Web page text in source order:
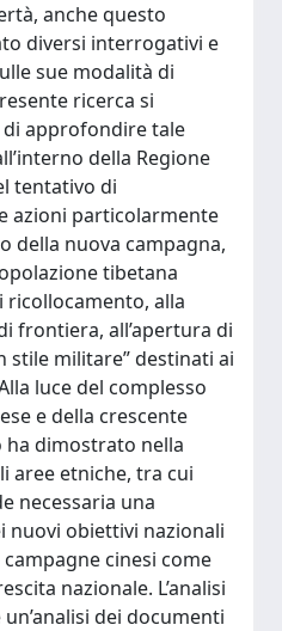
anche questo
diversi interrogativi e
sue modalità di
ricerca si
approfondire tale
della Regione
tentativo di
azioni particolarmente
della nuova campagna,
tibetana
ricollocamento, alla
frontiera, all’apertura di
stile militare” destinati ai
luce del complesso
e della crescente
ha dimostrato nella
aree etniche, tra cui
necessaria una
nuovi obiettivi nazionali
cinesi come
nazionale. L’analisi
dei documenti